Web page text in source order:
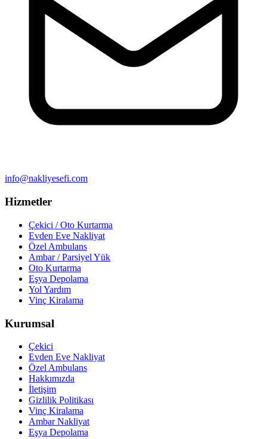
info@nakliyesefi.com
Hizmetler
Çekici / Oto Kurtarma
Evden Eve Nakliyat
Özel Ambulans
Ambar / Parsiyel Yük
Oto Kurtarma
Eşya Depolama
Yol Yardım
Vinç Kiralama
Kurumsal
Çekici
Evden Eve Nakliyat
Özel Ambulans
Hakkımızda
İletişim
Gizlilik Politikası
Vinç Kiralama
Ambar Nakliyat
Eşya Depolama